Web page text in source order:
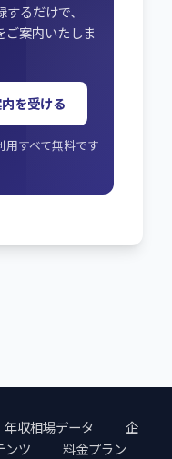
るだけで、
ご案内いたしま
を受ける
すべて無料です
年収相場データ
企
ンツ
料金プラン